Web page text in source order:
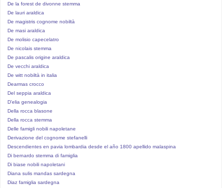
De la forest de divonne stemma
De lauri araldica
De magistris cognome nobiltà
De masi araldica
De molisio capecelatro
De nicolais stemma
De pascalis origine araldica
De vecchi araldica
De witt nobiltà in italia
Dearmas crocco
Del seppia araldica
D'elia genealogia
Della rocca blasone
Della rocca stemma
Delle famigli nobili napoletane
Derivazione del cognome stefanelli
Descendientes en pavia lombardia desde el año 1800 apellido malaspina
Di bernardo stemma di famiglia
Di biase nobili napoletani
Diana sulis mandas sardegna
Diaz famiglia sardegna